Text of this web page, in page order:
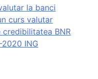
la banci
curs valutar
BNR
ING